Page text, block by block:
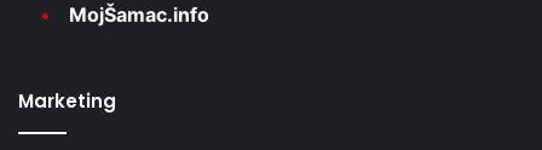
MojŠamac.info
Marketing